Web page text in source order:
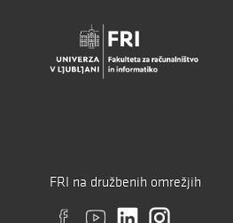
FRI na družbenih omrežjih